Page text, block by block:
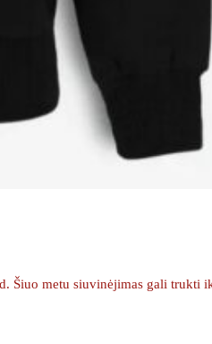
Šiuo metu siuvinėjimas gali trukti